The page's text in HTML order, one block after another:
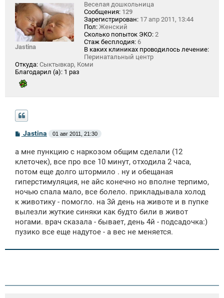
Jastina
Веселая дошкольница
Сообщения: 129
Зарегистрирован: 17 апр 2011, 13:44
Пол: Женский
Сколько попыток ЭКО: 2
Стаж бесплодия: 6
В каких клиниках проводилось лечение:
Перинатальный центр
Откуда: Сыктывкар, Коми
Благодарил (а): 1 раз
б
щ
н
и
Jastina 01 авг 2011, 21:30
а мне пункцию с наркозом общим сделали (12
клеточек), все про все 10 минут, отходила 2 часа,
потом еще долго штормило . ну и обещаная
гиперстимуляция, не айс конечно но вполне терпимо,
ночью спала мало, все болело. прикладывала холод
к животику - помогло. на 3й день на животе и в пупке
вылезли жуткие синяки как будто били в живот
ногами. врач сказала - бывает, день 4й - подсадочка:)
пузико все еще надутое - а вес не меняется.